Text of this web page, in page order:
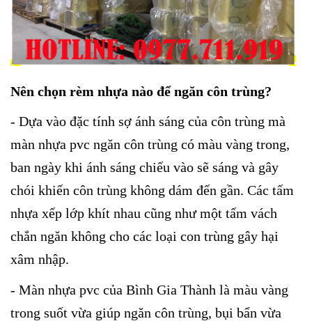
Nên chọn rèm nhựa nào để ngăn côn trùng?
- Dựa vào đặc tính sợ ánh sáng của côn trùng mà
màn nhựa pvc ngăn côn trùng có màu vàng trong,
ban ngày khi ánh sáng chiếu vào sẽ sáng và gây
chói khiến côn trùng không dám đến gần. Các tấm
nhựa xếp lớp khít nhau cũng như một tấm vách
chắn ngăn không cho các loại con trùng gây hại
xâm nhập.
- Màn nhựa pvc của Bình Gia Thành là màu vàng
trong suốt vừa giúp ngăn côn trùng, bụi bẩn vừa